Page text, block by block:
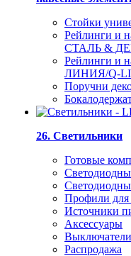
Стойки
Рейлинги и
СТАЛЬ &
Рейлинги и
ЛИНИЯ/Q-
Поручни
26. Светильники
Готовые
Профили для
Источники
Аксессуары
Распродажа